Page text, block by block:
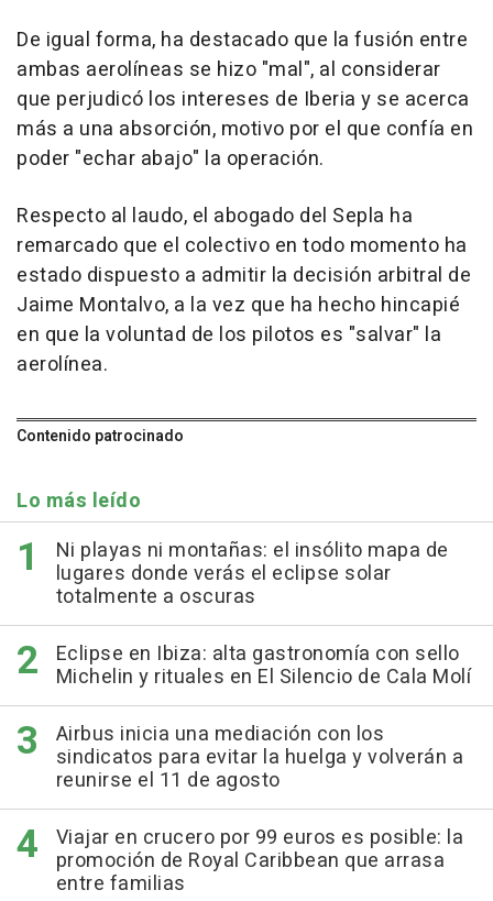
De igual forma, ha destacado que la fusión entre
ambas aerolíneas se hizo "mal", al considerar
que perjudicó los intereses de Iberia y se acerca
más a una absorción, motivo por el que confía en
poder "echar abajo" la operación.
Respecto al laudo, el abogado del Sepla ha
remarcado que el colectivo en todo momento ha
estado dispuesto a admitir la decisión arbitral de
Jaime Montalvo, a la vez que ha hecho hincapié
en que la voluntad de los pilotos es "salvar" la
aerolínea.
Contenido patrocinado
Lo más leído
Ni playas ni montañas: el insólito mapa de
lugares donde verás el eclipse solar
totalmente a oscuras
Eclipse en Ibiza: alta gastronomía con sello
Michelin y rituales en El Silencio de Cala Molí
Airbus inicia una mediación con los
sindicatos para evitar la huelga y volverán a
reunirse el 11 de agosto
Viajar en crucero por 99 euros es posible: la
promoción de Royal Caribbean que arrasa
entre familias